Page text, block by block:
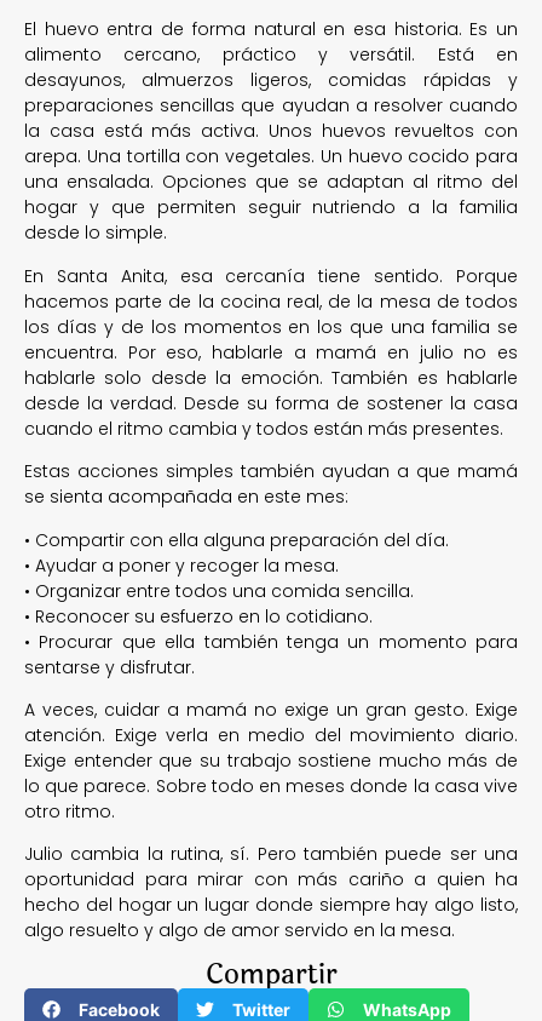
El huevo entra de forma natural en esa historia. Es un
alimento cercano, práctico y versátil. Está en
desayunos, almuerzos ligeros, comidas rápidas y
preparaciones sencillas que ayudan a resolver cuando
la casa está más activa. Unos huevos revueltos con
arepa. Una tortilla con vegetales. Un huevo cocido para
una ensalada. Opciones que se adaptan al ritmo del
hogar y que permiten seguir nutriendo a la familia
desde lo simple.
En Santa Anita, esa cercanía tiene sentido. Porque
hacemos parte de la cocina real, de la mesa de todos
los días y de los momentos en los que una familia se
encuentra. Por eso, hablarle a mamá en julio no es
hablarle solo desde la emoción. También es hablarle
desde la verdad. Desde su forma de sostener la casa
cuando el ritmo cambia y todos están más presentes.
Estas acciones simples también ayudan a que mamá
se sienta acompañada en este mes:
• Compartir con ella alguna preparación del día.
• Ayudar a poner y recoger la mesa.
• Organizar entre todos una comida sencilla.
• Reconocer su esfuerzo en lo cotidiano.
• Procurar que ella también tenga un momento para
sentarse y disfrutar.
A veces, cuidar a mamá no exige un gran gesto. Exige
atención. Exige verla en medio del movimiento diario.
Exige entender que su trabajo sostiene mucho más de
lo que parece. Sobre todo en meses donde la casa vive
otro ritmo.
Julio cambia la rutina, sí. Pero también puede ser una
oportunidad para mirar con más cariño a quien ha
hecho del hogar un lugar donde siempre hay algo listo,
algo resuelto y algo de amor servido en la mesa.
Compartir
Facebook Twitter WhatsApp